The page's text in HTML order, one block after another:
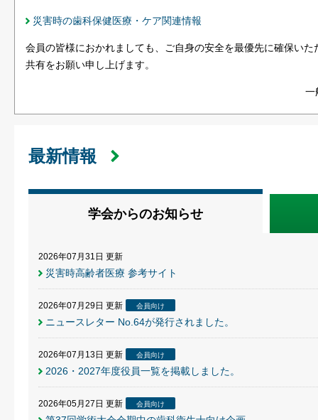
災害時の歯科保健医療・ケア関連情報
会員の皆様におかれましても、ご自身の安全を最優先に確保い
共有をお願い申し上げます。
一
最新情報
学会からのお知らせ
2026年07月31日 更新
災害時高齢者医療 参考サイト
2026年07月29日 更新 会員向け
ニュースレター No.64が発行されました。
2026年07月13日 更新 会員向け
2026・2027年度役員一覧を掲載しました。
2026年05月27日 更新 会員向け